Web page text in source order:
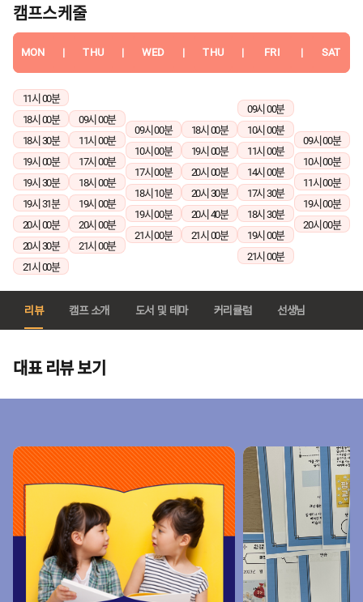
캠프스케줄
MON | THU | WED | THU | FRI | SAT
11시 00분
18시 00분
18시 30분
19시 00분
19시 30분
19시 31분
20시 00분
20시 30분
21시 00분
09시 00분
11시 00분
17시 00분
18시 00분
19시 00분
20시 00분
21시 00분
09시 00분
10시 00분
17시 00분
18시 10분
19시 00분
21시 00분
18시 00분
19시 00분
20시 00분
20시 30분
20시 40분
21시 00분
09시 00분
10시 00분
11시 00분
14시 00분
17시 30분
18시 30분
19시 00분
21시 00분
09시 00분
10시 00분
11시 00분
19시 00분
20시 00분
리뷰 캠프 소개 도서 및 테마 커리큘럼 선생님
대표 리뷰 보기